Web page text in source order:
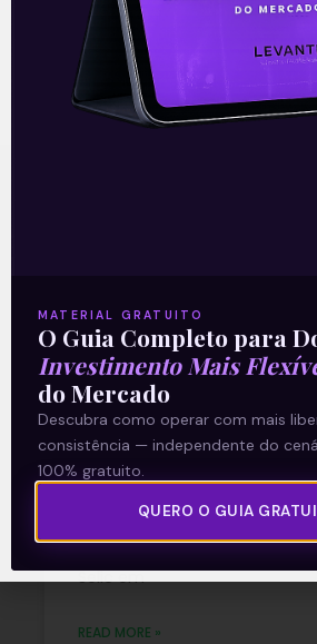
O conteúdo foi útil para você?
Ouvindo o que o
disse
A reunião do Comitê de
(Copom) encerrada na
Selic em
READ MORE »
MATERIAL GRATUITO
O Guia Completo para
Investimento Mais
do Mercado
Descubra como operar com mais
consistência — independente do
100% gratuito.
QUERO O GUIA